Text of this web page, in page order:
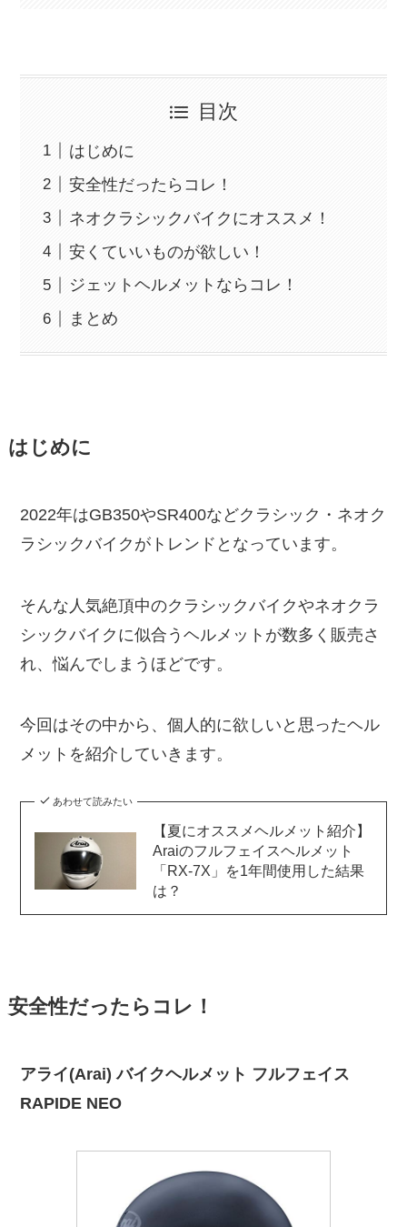
目次
はじめに
安全性だったらコレ！
ネオクラシックバイクにオススメ！
安くていいものが欲しい！
ジェットヘルメットならコレ！
まとめ
はじめに
2022年はGB350やSR400などクラシック・ネオク
ラシックバイクがトレンドとなっています。
そんな人気絶頂中のクラシックバイクやネオクラ
シックバイクに似合うヘルメットが数多く販売さ
れ、悩んでしまうほどです。
今回はその中から、個人的に欲しいと思ったヘル
メットを紹介していきます。
あわせて読みたい
【夏にオススメヘルメット紹介】
Araiのフルフェイスヘルメット
「RX-7X」を1年間使用した結果
は？
安全性だったらコレ！
アライ(Arai) バイクヘルメット フルフェイス
RAPIDE NEO